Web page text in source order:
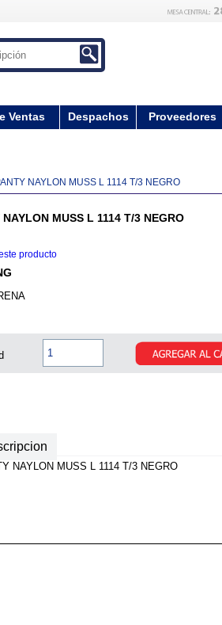
Ventas Despachos Proveedores
NAYLON MUSS L 1114 T/3 NEGRO
NAYLON MUSS L 1114 T/3 NEGRO
producto
NAYLON MUSS L 1114 T/3 NEGRO